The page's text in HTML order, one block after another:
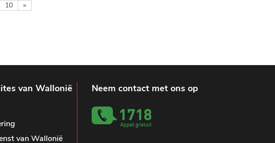
10 »
van Wallonië
van Wallonië
Neem contact met ons op